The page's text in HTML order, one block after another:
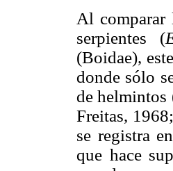
Al comparar
serpientes (
(Boidae),
donde sólo
de helmintos
Freitas,
se registra
que hace